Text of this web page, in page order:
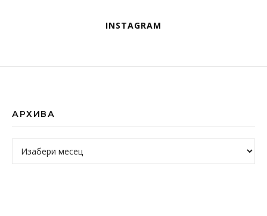
INSTAGRAM
АРХИВА
Архива